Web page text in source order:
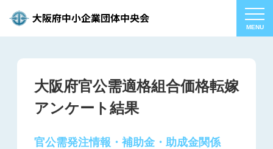
大阪府官公需適格組合価格転嫁
アンケート結果
官公需発注情報・補助金・助成金関係